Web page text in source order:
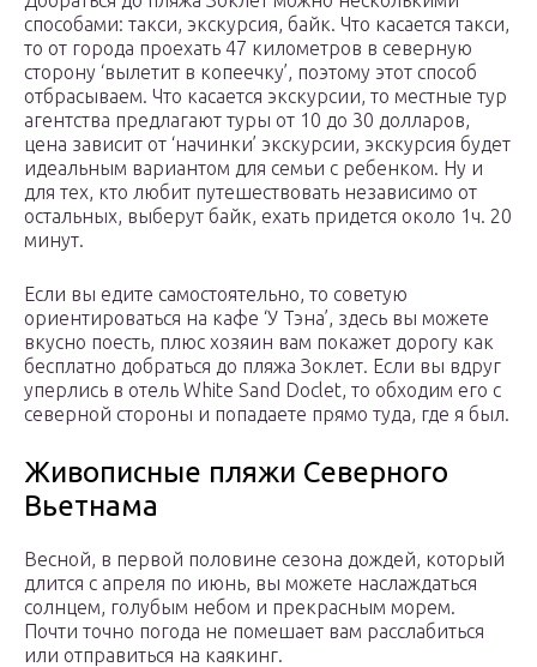
способами: такси, экскурсия, байк. Что касается такси,
то от города проехать 47 километров в северную
сторону ‘вылетит в копеечку’, поэтому этот способ
отбрасываем. Что касается экскурсии, то местные тур
агентства предлагают туры от 10 до 30 долларов,
цена зависит от ‘начинки’ экскурсии, экскурсия будет
идеальным вариантом для семьи с ребенком. Ну и
для тех, кто любит путешествовать независимо от
остальных, выберут байк, ехать придется около 1ч. 20
минут.
Если вы едите самостоятельно, то советую
ориентироваться на кафе ‘У Тэна’, здесь вы можете
вкусно поесть, плюс хозяин вам покажет дорогу как
бесплатно добраться до пляжа Зоклет. Если вы вдруг
уперлись в отель White Sand Doclet, то обходим его с
северной стороны и попадаете прямо туда, где я был.
Живописные пляжи Северного
Вьетнама
Весной, в первой половине сезона дождей, который
длится с апреля по июнь, вы можете наслаждаться
солнцем, голубым небом и прекрасным морем.
Почти точно погода не помешает вам расслабиться
или отправиться на каякинг.